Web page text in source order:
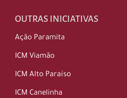
OUTRAS INICIATIVAS
Ação Paramita
ICM Viamão
ICM Alto Paraíso
ICM Canelinha